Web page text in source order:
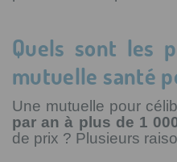
Quels sont les prix moyens d’une
mutuelle santé
Une mutuelle pour
par an à plus de 1
de prix ? Plusieurs